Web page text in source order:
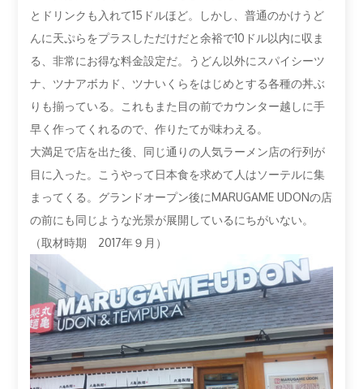
とドリンクも入れて15ドルほど。しかし、普通のかけうど
んに天ぷらをプラスしただけだと余裕で10ドル以内に収ま
る、非常にお得な料金設定だ。うどん以外にスパイシーツ
ナ、ツナアボカド、ツナいくらをはじめとする各種の丼ぶ
りも揃っている。これもまた目の前でカウンター越しに手
早く作ってくれるので、作りたてが味わえる。
大満足で店を出た後、同じ通りの人気ラーメン店の行列が
目に入った。こうやって日本食を求めて人はソーテルに集
まってくる。グランドオープン後にMARUGAME UDONの店
の前にも同じような光景が展開しているにちがいない。
（取材時期 2017年９月）